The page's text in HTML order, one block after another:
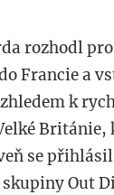
rozhodl
Francie a
k
Británie,
se
Out